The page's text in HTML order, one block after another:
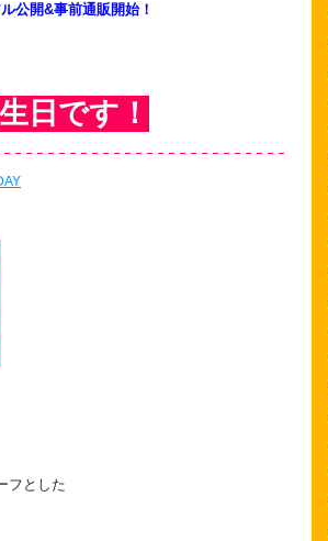
公開&事前通販開始！
日です！
フとした